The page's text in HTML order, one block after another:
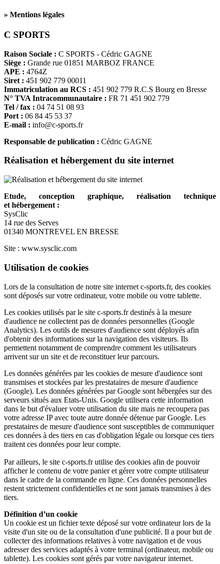
» Mentions légales
C SPORTS
Raison Sociale : C SPORTS - Cédric GAGNE
Siège : Grande rue 01851 MARBOZ FRANCE
APE : 4764Z
Siret : 451 902 779 00011
Immatriculation au RCS : 451 902 779 R.C.S Bourg en Bresse
N° TVA Intracommunautaire : FR 71 451 902 779
Tel / fax : 04 74 51 08 93
Port : 06 84 45 53 37
E-mail : info@c-sports.fr
Responsable de publication : Cédric GAGNE
Réalisation et hébergement du site internet
Etude, conception graphique, réalisation technique
et hébergement :
SysClic
14 rue des Serves
01340 MONTREVEL EN BRESSE
Site : www.sysclic.com
Utilisation de cookies
Lors de la consultation de notre site internet c-sports.fr, des cookies
sont déposés sur votre ordinateur, votre mobile ou votre tablette.
Les cookies utilisés par le site c-sports.fr destinés à la mesure
d'audience ne collectent pas de données personnelles (Google
Analytics). Les outils de mesures d'audience sont déployés afin
d'obtenir des informations sur la navigation des visiteurs. Ils
permettent notamment de comprendre comment les utilisateurs
arrivent sur un site et de reconstituer leur parcours.
Les données générées par les cookies de mesure d'audience sont
transmises et stockées par les prestataires de mesure d'audience
(Google). Les données générées par Google sont hébergées sur des
serveurs situés aux Etats-Unis. Google utilisera cette information
dans le but d'évaluer votre utilisation du site mais ne recoupera pas
votre adresse IP avec toute autre donnée détenue par Google. Les
prestataires de mesure d'audience sont susceptibles de communiquer
ces données à des tiers en cas d'obligation légale ou lorsque ces tiers
traitent ces données pour leur compte.
Par ailleurs, le site c-sports.fr utilise des cookies afin de pouvoir
afficher le contenu de votre panier et gérer votre compte utilisateur
dans le cadre de la commande en ligne. Ces données personnelles
restent strictement confidentielles et ne sont jamais transmises à des
tiers.
Définition d’un cookie
Un cookie est un fichier texte déposé sur votre ordinateur lors de la
visite d'un site ou de la consultation d'une publicité. Il a pour but de
collecter des informations relatives à votre navigation et de vous
adresser des services adaptés à votre terminal (ordinateur, mobile ou
tablette). Les cookies sont gérés par votre navigateur internet.